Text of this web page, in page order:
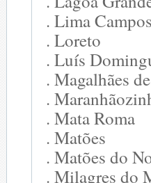
. Lima Campos
. Loreto
. Luís
. Magalhães
.
. Mata Roma
. Matões
. Matões do
. Milagres do